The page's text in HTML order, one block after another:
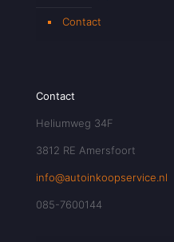
Contact
Contact
Heliumweg 34F
3812 RE Amersfoort
info@autoinkoopservice.nl
085-7600144